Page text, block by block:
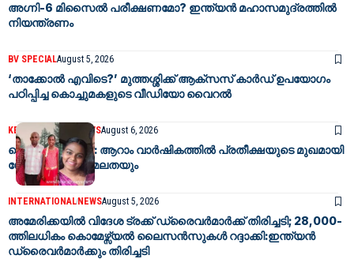
അഗ്നി-6 മിസൈൽ പരീക്ഷണമോ? ഇന്ത്യൻ മഹാസമുദ്രത്തിൽ
നിയന്ത്രണം
BV SPECIALAugust 5, 2026
‘താക്കോൽ എവിടെ?’ മുത്തശ്ശിക്ക് ആക്സസ് കാർഡ് ഉപയോഗം
പഠിപ്പിച്ച കൊച്ചുമകളുടെ വീഡിയോ വൈറൽ
KERALA LATEST NEWSAugust 6, 2026
പെട്ടിമുടി ദുരന്തം: ആറാം വാർഷികത്തിൽ പ്രതീക്ഷയുടെ മുഖമായി
ഗോപികയും ഹേമലതയും
INTERNATIONALNEWSAugust 5, 2026
അമേരിക്കയിൽ വിദേശ ട്രക്ക് ഡ്രൈവർമാർക്ക് തിരിച്ചടി; 28,000-
ത്തിലധികം കൊമേഴ്സ്യൽ ലൈസൻസുകൾ റദ്ദാക്കി:ഇന്ത്യൻ
ഡ്രൈവർമാർക്കും തിരിച്ചടി